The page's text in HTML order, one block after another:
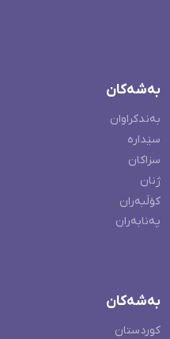
بەشەکان
بەندکراوان
سێدارە
سزاکان
ژنان
کۆڵبەران
پەنابەران
بەشەکان
کوردستان